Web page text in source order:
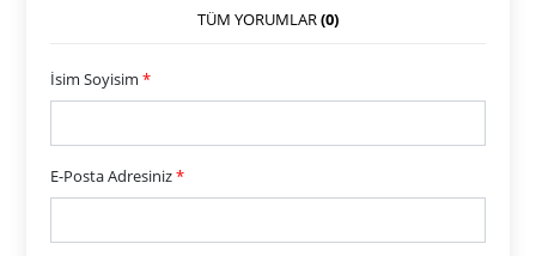
TÜM YORUMLAR(0)
İsim Soyisim*
E-Posta Adresiniz*